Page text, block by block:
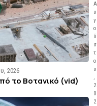
2026
το Βοτανικό (vid)
Α
υ
γ
ο
ύ
σ
τ
ο
υ
,
2
0
2